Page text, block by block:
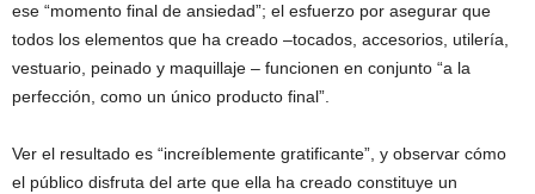
ese “momento final de ansiedad”; el esfuerzo por asegurar que
todos los elementos que ha creado –tocados, accesorios, utilería,
vestuario, peinado y maquillaje – funcionen en conjunto “a la
perfección, como un único producto final”.
Ver el resultado es “increíblemente gratificante”, y observar cómo
el público disfruta del arte que ella ha creado constituye un